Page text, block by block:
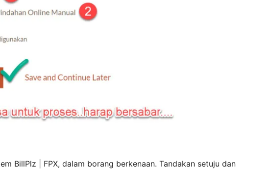
BillPlz | FPX, dalam borang berkenaan. Tandakan setuju dan